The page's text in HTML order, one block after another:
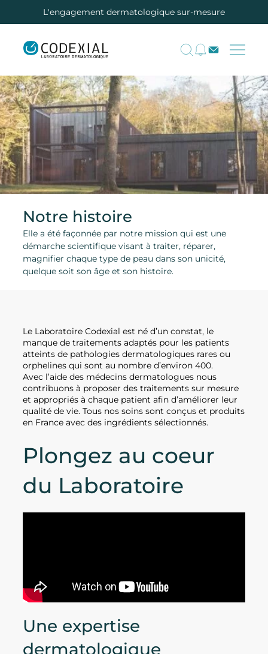
L'engagement dermatologique sur-mesure
Notre histoire
Elle a été façonnée par notre mission qui est une
démarche scientifique visant à traiter, réparer,
magnifier chaque type de peau dans son unicité,
quelque soit son âge et son histoire.
Le Laboratoire Codexial est né d’un constat, le
manque de traitements adaptés pour les patients
atteints de pathologies dermatologiques rares ou
orphelines qui sont au nombre d’environ 400.
Avec l’aide des médecins dermatologues nous
contribuons à proposer des traitements sur mesure
et appropriés à chaque patient afin d’améliorer leur
qualité de vie. Tous nos soins sont conçus et produits
en France avec des ingrédients sélectionnés.
Plongez au coeur
du Laboratoire
Une expertise
dermatologique